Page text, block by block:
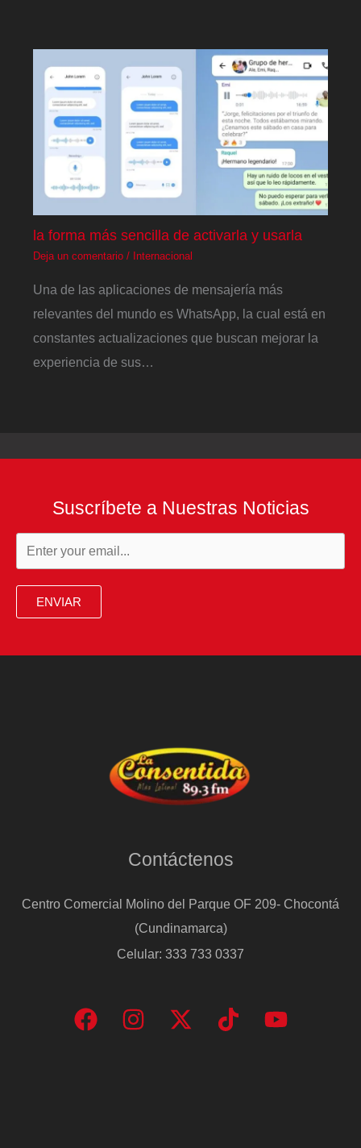
la forma más sencilla de activarla y usarla
Deja un comentario / Internacional
Una de las aplicaciones de mensajería más
relevantes del mundo es WhatsApp, la cual está en
constantes actualizaciones que buscan mejorar la
experiencia de sus…
Suscríbete a Nuestras Noticias
ENVIAR
Contáctenos
Centro Comercial Molino del Parque OF 209- Chocontá
(Cundinamarca)
Celular: 333 733 0337